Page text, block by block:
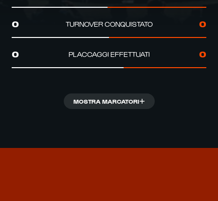
0 TURNOVER CONQUISTATO 0
0 PLACCAGGI EFFETTUATI 0
MOSTRA MARCATORI